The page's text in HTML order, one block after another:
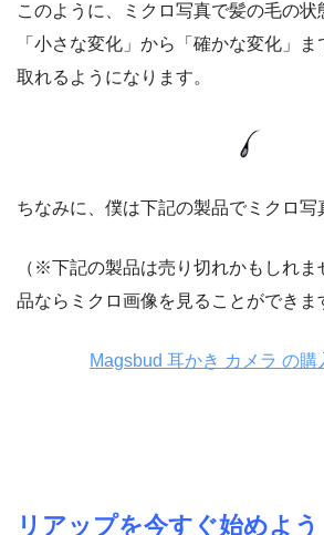
このように、ミクロ写真で髪の毛の状
「小さな変化」から「確かな変化」
取れるようになります。
ちなみに、僕は下記の製品でミクロ写
（※下記の製品は売り切れかもしれま
品ならミクロ画像を見ることができま
Magsbud 耳かき カメラ の購
リアップを今すぐ始めよう